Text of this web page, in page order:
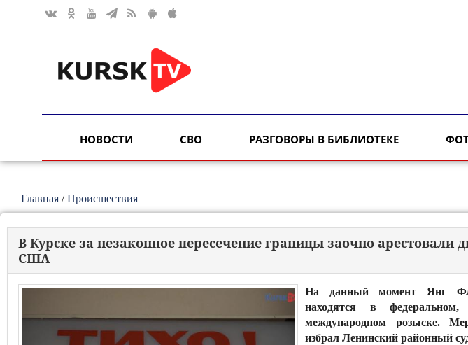
НОВОСТИ СВО РАЗГОВОРЫ В БИБЛИОТЕКЕ
Главная /Происшествия
В Курске за незаконное пересечение границы заочно арестовали
США
На данный момент Янг
находятся в федеральном,
международном розыске.
избрал Ленинский районный